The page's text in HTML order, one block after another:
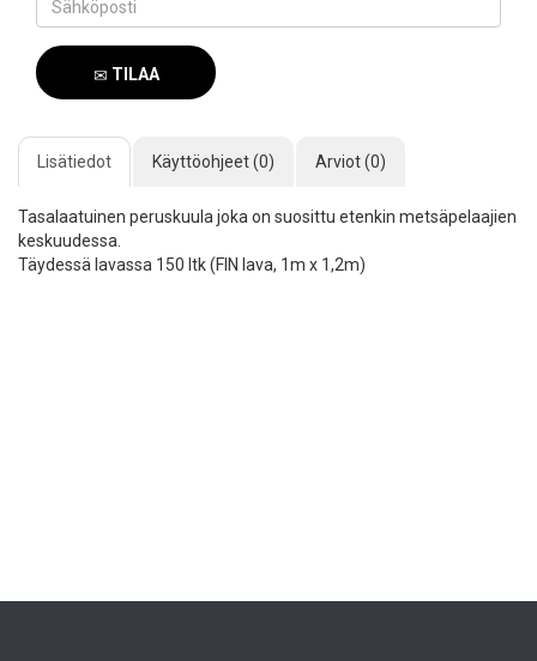
TILAA
Lisätiedot
Käyttöohjeet (0) Arviot (0)
Tasalaatuinen peruskuula joka on suosittu etenkin metsäpelaajien
keskuudessa.
Täydessä lavassa 150 ltk (FIN lava, 1m x 1,2m)